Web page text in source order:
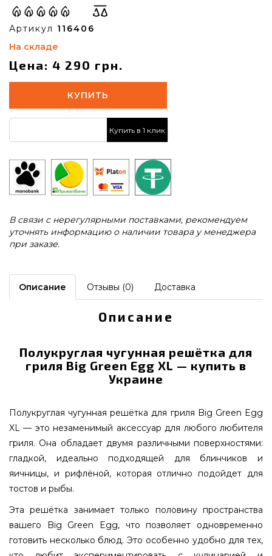
Артикул 116406
На складе
Цена: 4 290 грн.
КУПИТЬ
Купить в 1 клик
В связи с нерегулярными поставками, рекомендуем
уточнять информацию о наличии товара у менеджера
при заказе.
Описание Отзывы (0) Доставка
Описание
Полукруглая чугунная решётка для
гриля Big Green Egg XL — купить в
Украине
Полукруглая чугунная решётка для гриля Big Green Egg
XL — это незаменимый аксессуар для любого любителя
гриля. Она обладает двумя различными поверхностями:
гладкой, идеально подходящей для блинчиков и
яичницы, и рифлёной, которая отлично подойдет для
тостов и рыбы.
Эта решётка занимает только половину пространства
вашего Big Green Egg, что позволяет одновременно
готовить несколько блюд. Это особенно удобно для тех,